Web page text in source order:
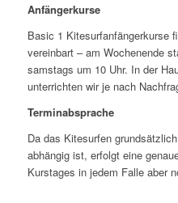
Anfängerkurse
Basic 1 Kitesurfanfängerkurse
vereinbart – am Wochenende
samstags um 10 Uhr. In der
unterrichten wir je nach
Terminabsprache
Da das Kitesurfen
abhängig ist, erfolgt eine
Kurstages in jedem Falle aber